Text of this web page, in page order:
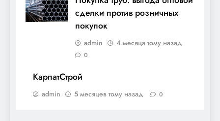
сделки против розничных
покупок
admin 4 месяца тому назад
0
КарпатСтрой
admin 5 месяцев тому назад 0